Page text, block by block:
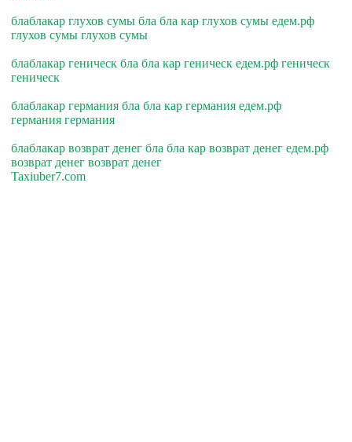
блаблакар глухов сумы бла бла кар глухов сумы едем.рф
глухов сумы глухов сумы
блаблакар геническ бла бла кар геническ едем.рф геническ
геническ
блаблакар германия бла бла кар германия едем.рф
германия германия
блаблакар возврат денег бла бла кар возврат денег едем.рф
возврат денег возврат денег
Taxiuber7.com